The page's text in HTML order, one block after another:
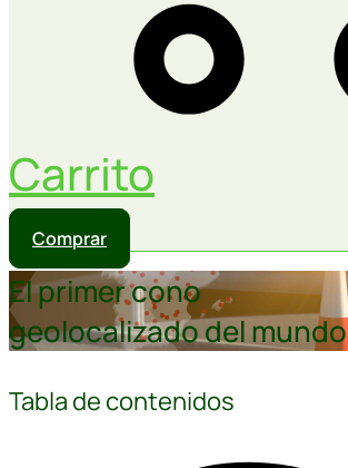
Carrito
Comprar
El primer cono
geolocalizado del mundo
Tabla de contenidos